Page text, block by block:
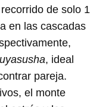
de solo 1
en las cascadas
, ideal
pareja.
el monte